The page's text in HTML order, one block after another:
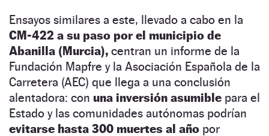
Ensayos similares a este, llevado a cabo en la
CM-422 a su paso por el municipio de
Abanilla (Murcia), centran un informe de la
Fundación Mapfre y la Asociación Española de la
Carretera (AEC) que llega a una conclusión
alentadora: con una inversión asumible para el
Estado y las comunidades autónomas podrían
evitarse hasta 300 muertes al año por